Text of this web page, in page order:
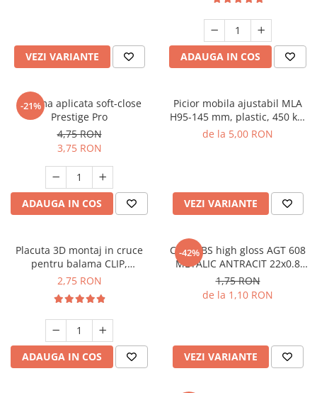
VEZI VARIANTE ADAUGA IN COS
-21%
Balama aplicata soft-close
Prestige Pro
4,75 RON
3,75 RON
ADAUGA IN COS
Picior mobila ajustabil MLA
H95-145 mm, plastic, 450 kg,
negru
de la 5,00 RON
VEZI VARIANTE
Placuta 3D montaj in cruce
pentru balama CLIP,
excentric, H 0 mm
2,75 RON
ADAUGA IN COS
-42%
Cant ABS high gloss AGT 608
METALIC ANTRACIT 22x0.8
mm
1,75 RON
de la 1,10 RON
VEZI VARIANTE